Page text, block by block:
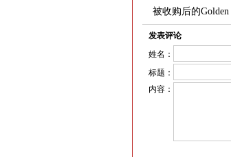
被收购后的
发表评论
姓名：
标题：
内容：